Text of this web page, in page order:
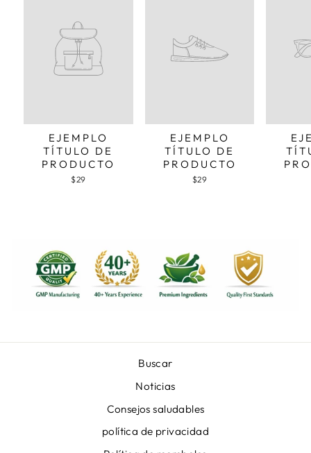
EJEMPLO
TÍTULO DE
PRODUCTO
$29
EJEMPLO
TÍTULO DE
PRODUCTO
$29
Buscar
Noticias
Consejos saludables
política de privacidad